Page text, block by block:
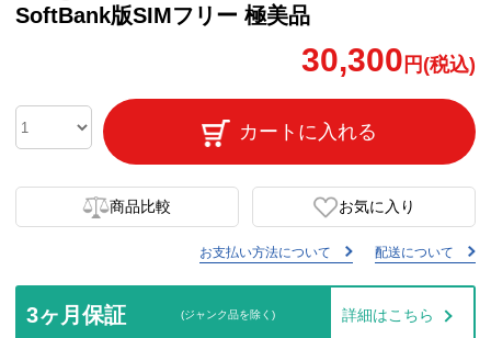
SoftBank版SIMフリー 極美品
30,300 円(税込)
カートに入れる
商品比較 お気に入り
お支払い方法について 配送について
3ヶ月保証 (ジャンク品を除く) 詳細はこちら